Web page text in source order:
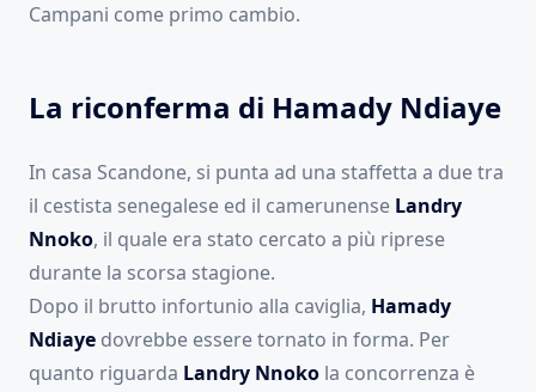
Campani come primo cambio.
La riconferma di Hamady Ndiaye
In casa Scandone, si punta ad una staffetta a due tra
il cestista senegalese ed il camerunense Landry
Nnoko, il quale era stato cercato a più riprese
durante la scorsa stagione.
Dopo il brutto infortunio alla caviglia, Hamady
Ndiaye dovrebbe essere tornato in forma. Per
quanto riguarda Landry Nnoko la concorrenza è